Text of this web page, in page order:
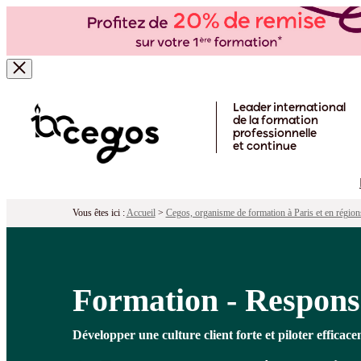
Leader international
de la formation
professionnelle
et continue
Vous êtes ici :Accueil> Cegos, organisme de formation à Paris et en
Formation -
Développer une culture client forte et piloter
Formation - Responsable Relation
Pour qui ? Programme Objectifs